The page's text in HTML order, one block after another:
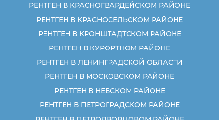
РЕНТГЕН В КРАСНОГВАРДЕЙСКОМ РАЙОНЕ
РЕНТГЕН В КРАСНОСЕЛЬСКОМ РАЙОНЕ
РЕНТГЕН В КРОНШТАДТСКОМ РАЙОНЕ
РЕНТГЕН В КУРОРТНОМ РАЙОНЕ
РЕНТГЕН В ЛЕНИНГРАДСКОЙ ОБЛАСТИ
РЕНТГЕН В МОСКОВСКОМ РАЙОНЕ
РЕНТГЕН В НЕВСКОМ РАЙОНЕ
РЕНТГЕН В ПЕТРОГРАДСКОМ РАЙОНЕ